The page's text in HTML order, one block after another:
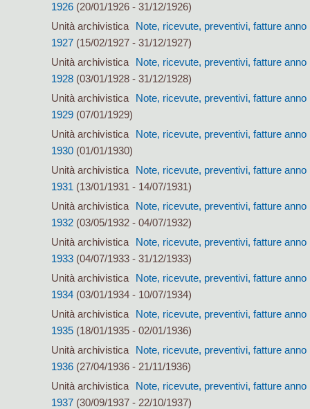
1926 (20/01/1926 - 31/12/1926)
Unità archivistica
Note, ricevute, preventivi, fatture anno
1927 (15/02/1927 - 31/12/1927)
Unità archivistica
Note, ricevute, preventivi, fatture anno
1928 (03/01/1928 - 31/12/1928)
Unità archivistica
Note, ricevute, preventivi, fatture anno
1929 (07/01/1929)
Unità archivistica
Note, ricevute, preventivi, fatture anno
1930 (01/01/1930)
Unità archivistica
Note, ricevute, preventivi, fatture anno
1931 (13/01/1931 - 14/07/1931)
Unità archivistica
Note, ricevute, preventivi, fatture anno
1932 (03/05/1932 - 04/07/1932)
Unità archivistica
Note, ricevute, preventivi, fatture anno
1933 (04/07/1933 - 31/12/1933)
Unità archivistica
Note, ricevute, preventivi, fatture anno
1934 (03/01/1934 - 10/07/1934)
Unità archivistica
Note, ricevute, preventivi, fatture anno
1935 (18/01/1935 - 02/01/1936)
Unità archivistica
Note, ricevute, preventivi, fatture anno
1936 (27/04/1936 - 21/11/1936)
Unità archivistica
Note, ricevute, preventivi, fatture anno
1937 (30/09/1937 - 22/10/1937)